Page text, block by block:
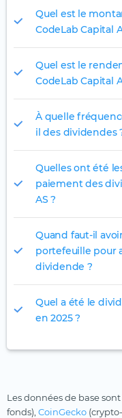
Quel est le
CodeLab Capital
Quel est le
CodeLab Capital
À quelle
il des dividendes
Quelles ont été
paiement des
AS ?
Quand faut-il
portefeuille pour
dividende ?
Quel a été le
en 2025 ?
Les données de base
fonds), CoinGecko